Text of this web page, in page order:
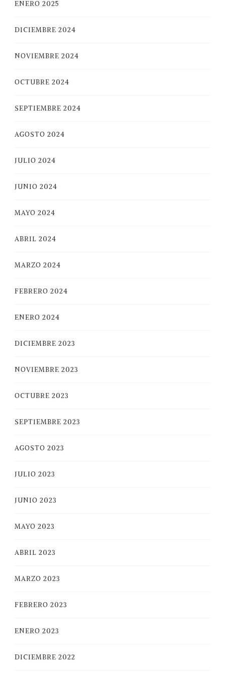
ENERO 2025
DICIEMBRE 2024
NOVIEMBRE 2024
OCTUBRE 2024
SEPTIEMBRE 2024
AGOSTO 2024
JULIO 2024
JUNIO 2024
MAYO 2024
ABRIL 2024
MARZO 2024
FEBRERO 2024
ENERO 2024
DICIEMBRE 2023
NOVIEMBRE 2023
OCTUBRE 2023
SEPTIEMBRE 2023
AGOSTO 2023
JULIO 2023
JUNIO 2023
MAYO 2023
ABRIL 2023
MARZO 2023
FEBRERO 2023
ENERO 2023
DICIEMBRE 2022